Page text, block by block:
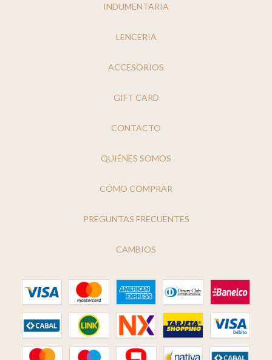
INDUMENTARIA
LENCERIA
ACCESORIOS
GIFT CARD
CONTACTO
QUIÉNES SOMOS
CÓMO COMPRAR
PREGUNTAS FRECUENTES
CAMBIOS